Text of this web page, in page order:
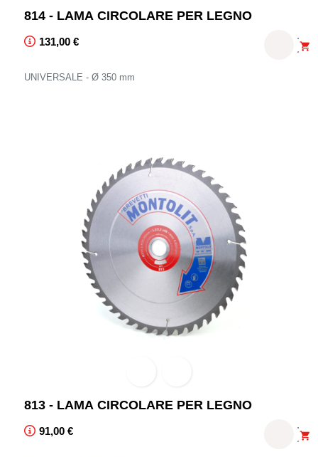
814 - LAMA CIRCOLARE PER LEGNO
Prezzo Franco Fabbrica ed IVA esclusa suggerito
131,00 € 
UNIVERSALE - Ø 350 mm
813 - LAMA CIRCOLARE PER LEGNO
Prezzo Franco Fabbrica ed IVA esclusa suggerito
91,00 € 